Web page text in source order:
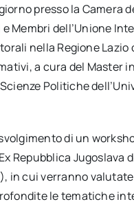
presso la Camera
Membri dell’Unione
nella Regione Lazio
a cura del Master
Politiche
di un
Repubblica Jugoslava
in cui verranno
le tematiche